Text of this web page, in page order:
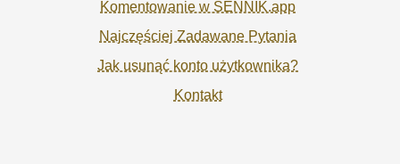
Komentowanie w SENNIK.app
Najczęściej Zadawane Pytania
Jak usunąć konto użytkownika?
Kontakt